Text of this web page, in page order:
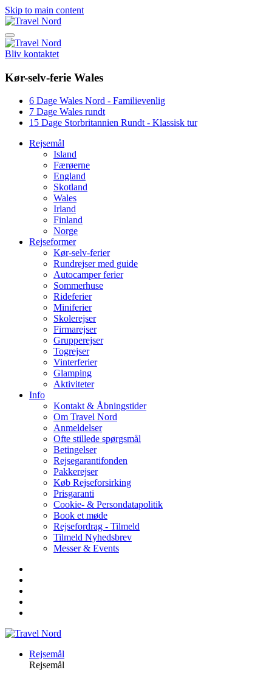
Skip to main content
Bliv kontaktet
Kør-selv-ferie Wales
6 Dage Wales Nord - Familievenlig
7 Dage Wales rundt
15 Dage Storbritannien Rundt - Klassisk tur
Rejsemål
Island
Færøerne
England
Skotland
Wales
Irland
Finland
Norge
Rejseformer
Kør-selv-ferier
Rundrejser med guide
Autocamper ferier
Sommerhuse
Rideferier
Miniferier
Skolerejser
Firmarejser
Grupperejser
Togrejser
Vinterferier
Glamping
Aktiviteter
Info
Kontakt & Åbningstider
Om Travel Nord
Anmeldelser
Ofte stillede spørgsmål
Betingelser
Rejsegarantifonden
Pakkerejser
Køb Rejseforsirking
Prisgaranti
Cookie- & Persondatapolitik
Book et møde
Rejsefordrag - Tilmeld
Tilmeld Nyhedsbrev
Messer & Events
Rejsemål
Rejsemål